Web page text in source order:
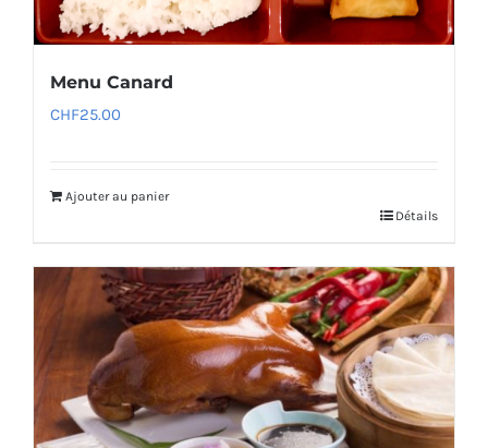
Menu Canard
CHF25.00
Ajouter au panier
Détails